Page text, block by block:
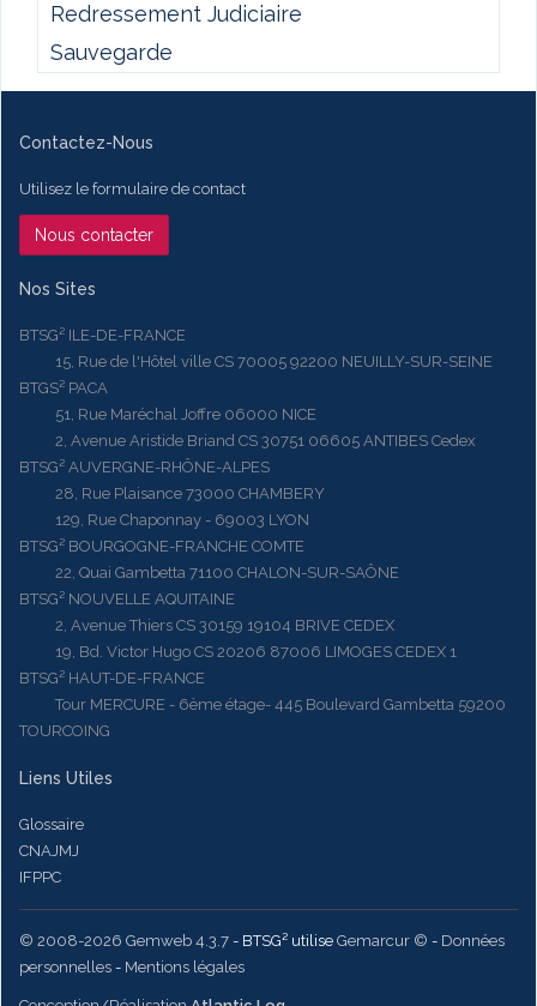
Redressement Judiciaire
Sauvegarde
Contactez-Nous
Utilisez le formulaire de contact
Nous contacter
Nos Sites
BTSG² ILE-DE-FRANCE
15, Rue de l'Hôtel ville CS 70005 92200 NEUILLY-SUR-SEINE
BTGS² PACA
51, Rue Maréchal Joffre 06000 NICE
2, Avenue Aristide Briand CS 30751 06605 ANTIBES Cedex
BTSG² AUVERGNE-RHÔNE-ALPES
28, Rue Plaisance 73000 CHAMBERY
129, Rue Chaponnay - 69003 LYON
BTSG² BOURGOGNE-FRANCHE COMTE
22, Quai Gambetta 71100 CHALON-SUR-SAÔNE
BTSG² NOUVELLE AQUITAINE
2, Avenue Thiers CS 30159 19104 BRIVE CEDEX
19, Bd. Victor Hugo CS 20206 87006 LIMOGES CEDEX 1
BTSG² HAUT-DE-FRANCE
Tour MERCURE - 6ème étage- 445 Boulevard Gambetta 59200
TOURCOING
Liens Utiles
Glossaire
CNAJMJ
IFPPC
© 2008-2026 Gemweb 4.3.7 - BTSG² utilise Gemarcur © - Données
personnelles - Mentions légales